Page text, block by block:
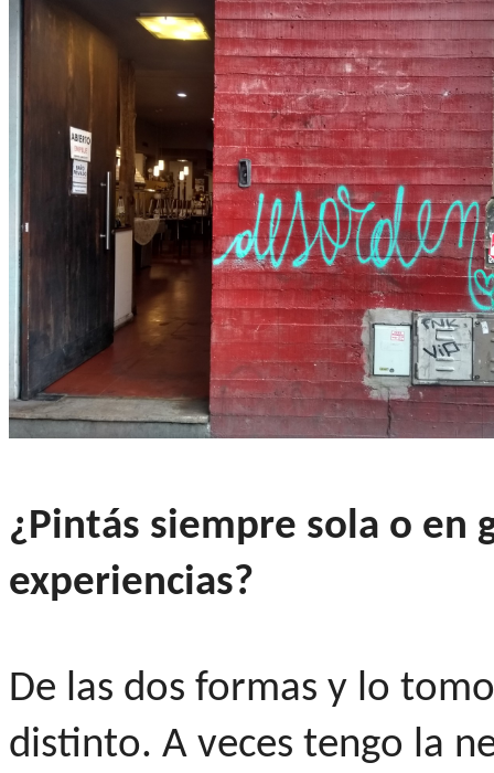
¿Pintás siempre sola o en
experiencias?
De las dos formas y lo
distinto. A veces tengo la